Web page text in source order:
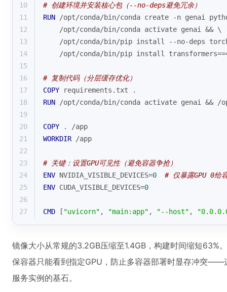
10
# 创建环境并安装核心包（--no-deps避免冗余）
11
RUN /opt/conda/bin/conda create -n genai
12
    /opt/conda/bin/conda activate genai && \
13
/opt/conda/bin/pip install --no-deps
14
/opt/conda/bin/pip install
15
16
# 复制代码（分层缓存优化）
17
COPY requirements.txt .
18
RUN /opt/conda/bin/conda activate genai
19
20
COPY . /app
21
WORKDIR /app
22
23
# 关键：设置GPU可见性（避免容器争抢）
24
ENV NVIDIA_VISIBLE_DEVICES=0
# 仅暴露GPU 0给
25
ENV CUDA_VISIBLE_DEVICES=0
26
27
CMD [ "uvicorn" , "main:app" , "--host" ,
镜像大小从常规的3.2GB压缩至1.4GB，构建时间缩短63%。
保容器只能看到指定GPU，防止多容器部署时显存冲突
服务实例的基石。